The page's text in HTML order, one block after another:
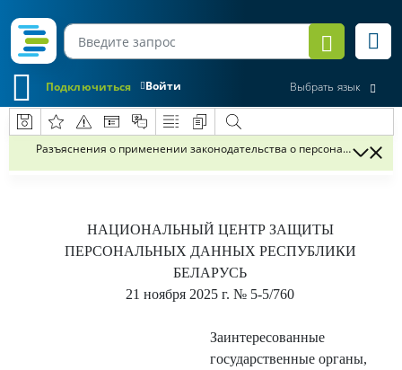
Войти
Подключиться Выбрать язык
Разъяснения о применении законодательства о персональных
НАЦИОНАЛЬНЫЙ ЦЕНТР ЗАЩИТЫ
ПЕРСОНАЛЬНЫХ ДАННЫХ РЕСПУБЛИКИ
БЕЛАРУСЬ
21 ноября 2025 г. № 5-5/760
Заинтересованные
государственные органы,